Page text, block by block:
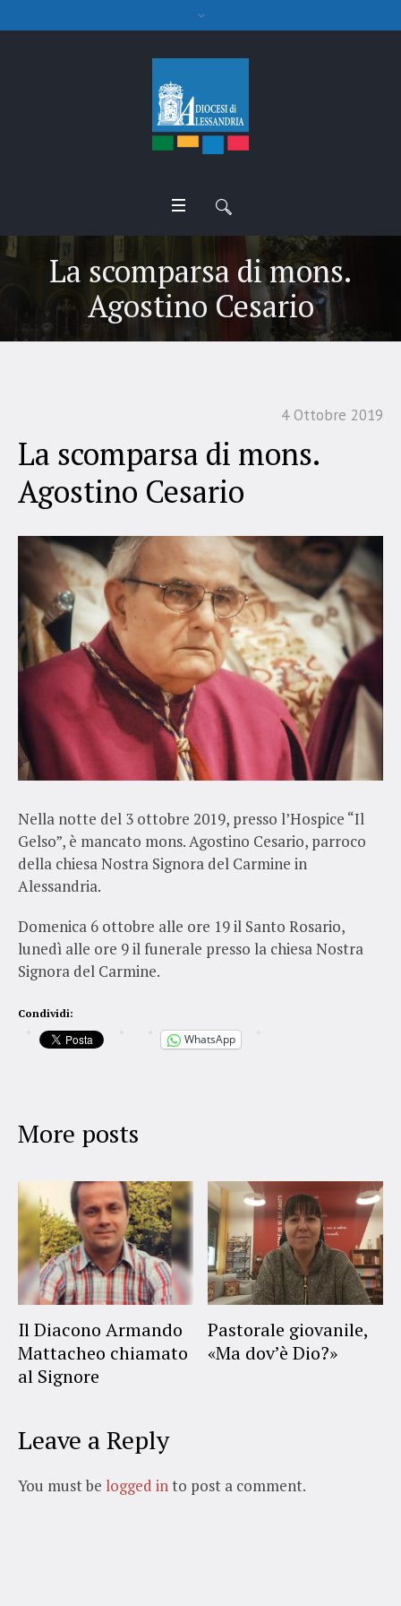
La scomparsa di mons.
Agostino Cesario
4 Ottobre 2019
La scomparsa di mons.
Agostino Cesario
Nella notte del 3 ottobre 2019, presso l’Hospice “Il
Gelso”, è mancato mons. Agostino Cesario, parroco
della chiesa Nostra Signora del Carmine in
Alessandria.
Domenica 6 ottobre alle ore 19 il Santo Rosario,
lunedì alle ore 9 il funerale presso la chiesa Nostra
Signora del Carmine.
Condividi:
WhatsApp
More posts
Il Diacono Armando
Mattacheo chiamato
al Signore
Pastorale giovanile,
«Ma dov’è Dio?»
Leave a Reply
You must be logged into post a comment.